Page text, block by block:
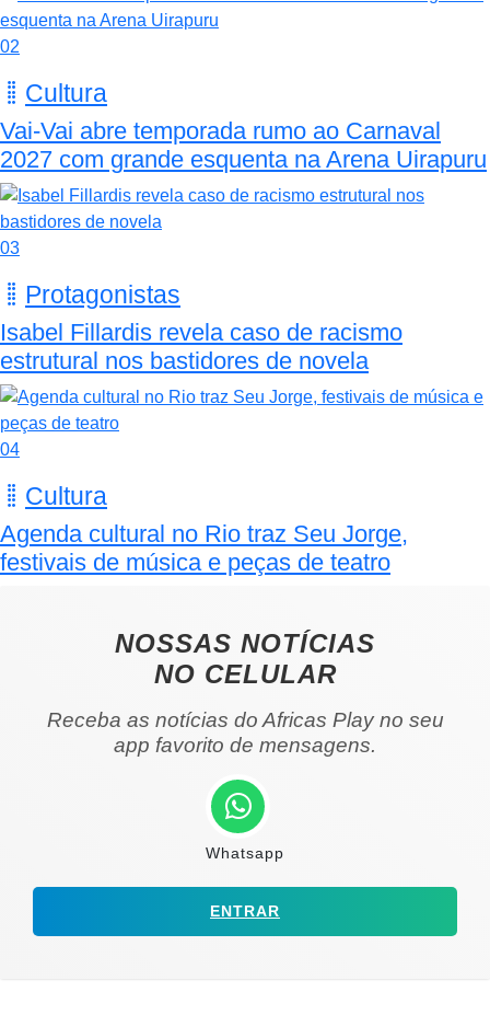
02
Cultura
Vai-Vai abre temporada rumo ao Carnaval
2027 com grande esquenta na Arena Uirapuru
03
Protagonistas
Isabel Fillardis revela caso de racismo
estrutural nos bastidores de novela
04
Cultura
Agenda cultural no Rio traz Seu Jorge,
festivais de música e peças de teatro
NOSSAS NOTÍCIAS
NO CELULAR
Receba as notícias do Africas Play no seu
app favorito de mensagens.
Whatsapp
ENTRAR